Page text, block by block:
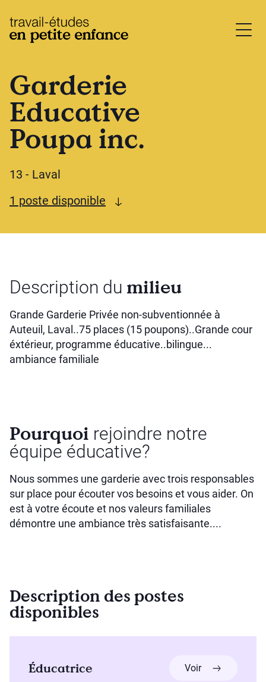
base.logo
Garderie
Educative
Poupa inc.
13 - Laval
1 poste disponible Voir les postes disponibles
Description du milieu
Grande Garderie Privée non-subventionnée à
Auteuil, Laval..75 places (15 poupons)..Grande cour
éxtérieur, programme éducative..bilingue...
ambiance familiale
Pourquoi rejoindre notre
équipe éducative?
Nous sommes une garderie avec trois responsables
sur place pour écouter vos besoins et vous aider. On
est à votre écoute et nos valeurs familiales
démontre une ambiance très satisfaisante....
Description des postes
disponibles
Éducatrice Voir plus à propos